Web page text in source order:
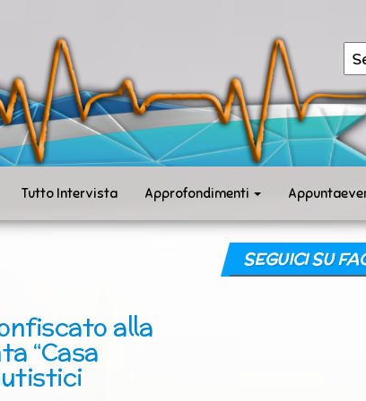
Tutto Intervista Approfondimenti
alla
“Casa
SEGUICI SU